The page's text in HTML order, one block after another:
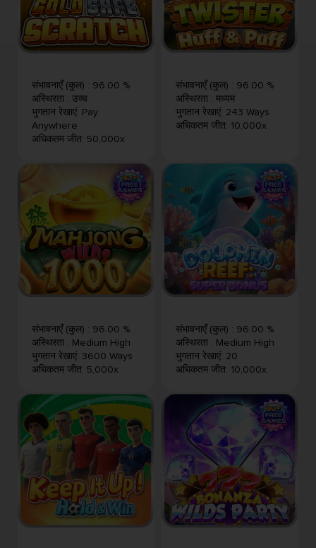
संभावनाएँ (कुल) : 96.00 %
अस्थिरता : उच्च
भुगतान रेखाएं: Pay
Anywhere
अधिकतम जीत: 50,000x
संभावनाएँ (कुल) : 96.00 %
अस्थिरता : मध्यम
भुगतान रेखाएं: 243 Ways
अधिकतम जीत: 10,000x
संभावनाएँ (कुल) : 96.00 %
अस्थिरता : Medium High
भुगतान रेखाएं: 3600 Ways
अधिकतम जीत: 5,000x
संभावनाएँ (कुल) : 96.00 %
अस्थिरता : Medium High
भुगतान रेखाएं: 20
अधिकतम जीत: 10,000x